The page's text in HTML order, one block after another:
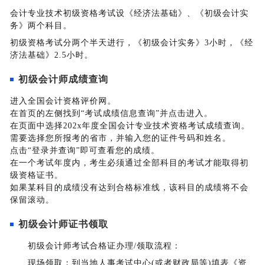
会计专业技术初级资格考试设《经济法基础》、《初级会计实
务》两个科目。
初级资格考试分两个半天进行，《初级会计实务》3小时，《经
济法基础》2.5小时。
初级会计师成绩查询
进入全国会计资格评价网。
在首页的左侧找到“考试成绩信息查询”并点击进入。
在页面中选择202x年度全国会计专业技术资格考试成绩查询。
需要选择您所报考的省市，并输入您的证件号码和姓名。
点击“登录并查询”即可查看您的成绩。
在一个考试年度内，考生必须通过全部科目的考试才能取得初
级资格证书。
如果某科目的成绩没有达到合格标准线，该科目的成绩将不会
保留滚动。
初级会计师证书领取
初级会计师考试合格证办理/领取流程：
现场领取：到当地人事考试中心(或者财政局等)填表《资